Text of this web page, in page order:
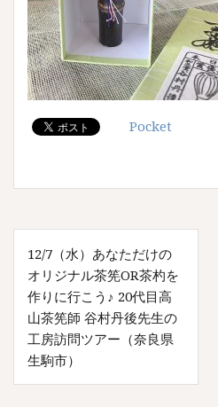
Pocket
投
稿
ナ
ビ
ゲ
ー
12/7（水）あなただけの
オリジナル茶筅OR茶杓を
作りに行こう♪ 20代目高
山茶筅師 谷村丹後先生の
工房訪問ツアー（奈良県
生駒市）